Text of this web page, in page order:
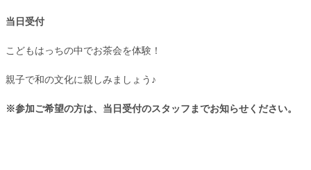
当日受付
こどもはっちの中でお茶会を体験！
親子で和の文化に親しみましょう♪
※参加ご希望の方は、当日受付のスタッフまでお知らせください。